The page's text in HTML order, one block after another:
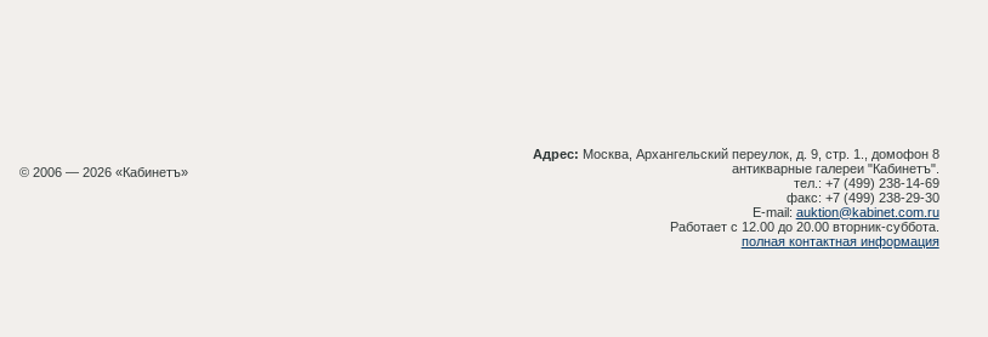
Адрес: Москва, Архангельский переулок, д. 9, стр. 1., домофон 8
антикварные галереи "Кабинетъ".
тел.: +7 (499) 238-14-69
факс: +7 (499) 238-29-30
E-mail: auktion@kabinet.com.ru
Работает с 12.00 до 20.00 вторник-суббота.
полная контактная информация
© 2006 — 2026 «Кабинетъ»